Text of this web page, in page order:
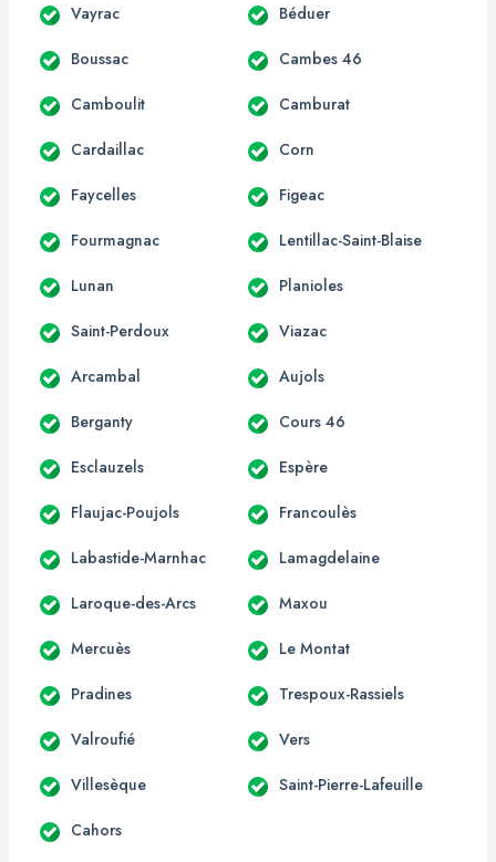
Vayrac Béduer
Boussac Cambes 46
Camboulit Camburat
Cardaillac Corn
Faycelles Figeac
Fourmagnac Lentillac-Saint-Blaise
Lunan Planioles
Saint-Perdoux Viazac
Arcambal Aujols
Berganty Cours 46
Esclauzels Espère
Flaujac-Poujols Francoulès
Labastide-Marnhac Lamagdelaine
Laroque-des-Arcs Maxou
Mercuès Le Montat
Pradines Trespoux-Rassiels
Valroufié Vers
Villesèque Saint-Pierre-Lafeuille
Cahors